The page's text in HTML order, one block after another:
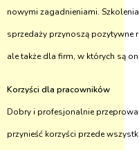
nowymi zagadnieniami.
sprzedaży przynoszą pozytywne
ale także dla firm, w których są
Korzyści dla pracowników
Dobry i profesjonalnie
przynieść korzyści przede